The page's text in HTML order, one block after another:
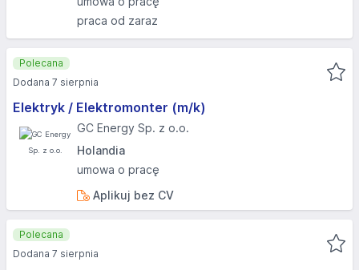
praca od zaraz
Elektryk / Elektromonter (m/k)
GC Energy Sp. z o.o.
Holandia
umowa o pracę
Aplikuj bez CV
Polecana
Dodana 7 sierpnia
Polecana
Dodana 7 sierpnia